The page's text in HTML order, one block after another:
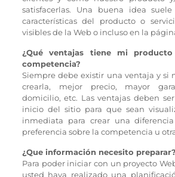
satisfacerlas. Una buena idea
características del producto o
visibles de la Web o incluso en la
¿Qué ventajas tiene mi
competencia?
Siempre debe existir una ventaja y si
crearla, mejor precio, mayor
domicilio, etc. Las ventajas deben
inicio del sitio para que sean
inmediata para crear una
preferencia sobre la competencia u
¿Que información necesito preparar?
Para poder iniciar con un proyecto
usted haya realizado una